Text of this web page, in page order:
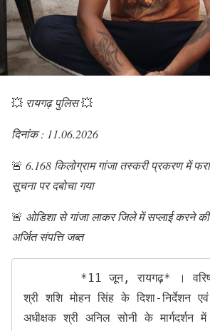
💥 रायगढ़ पुलिस💥
दिनांक : 11.06.2026
🚨 6.168 किलोग्राम गांजा तस्करी प्रकरण में
सूचना पर दबोचा गया
🚨 ओडिशा से गांजा लाकर जिले में सप्लाई करने
अर्जित संपत्ति जब्त
श्री शशि मोहन सिंह के दिशा-निर्देशन
अधीक्षक श्री अनिल सोनी के मार्गदर्शन